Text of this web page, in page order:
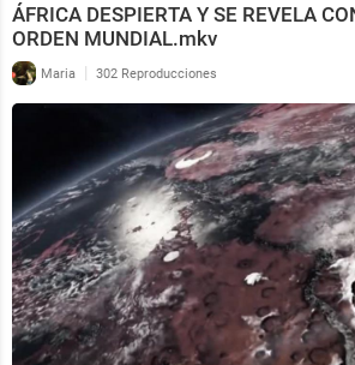
ÁFRICA DESPIERTA Y SE REVELA
ORDEN MUNDIAL.mkv
Maria | 302 Reproducciones